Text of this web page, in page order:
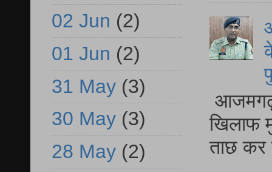
आजमगढ़
खिलाफ
ताछ कर
02 Jun (2)
01 Jun (2)
31 May (3)
30 May (3)
28 May (2)